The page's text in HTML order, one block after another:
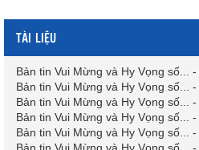
TÀI LIỆU
Bản tin Vui Mừng và Hy Vọng số... -
Bản tin Vui Mừng và Hy Vọng số... -
Bản tin Vui Mừng và Hy Vọng số... -
Bản tin Vui Mừng và Hy Vọng số... -
Bản tin Vui Mừng và Hy Vọng số... -